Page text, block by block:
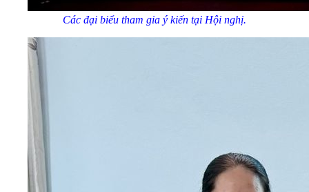
Các đại biểu tham gia ý kiến tại Hội nghị.